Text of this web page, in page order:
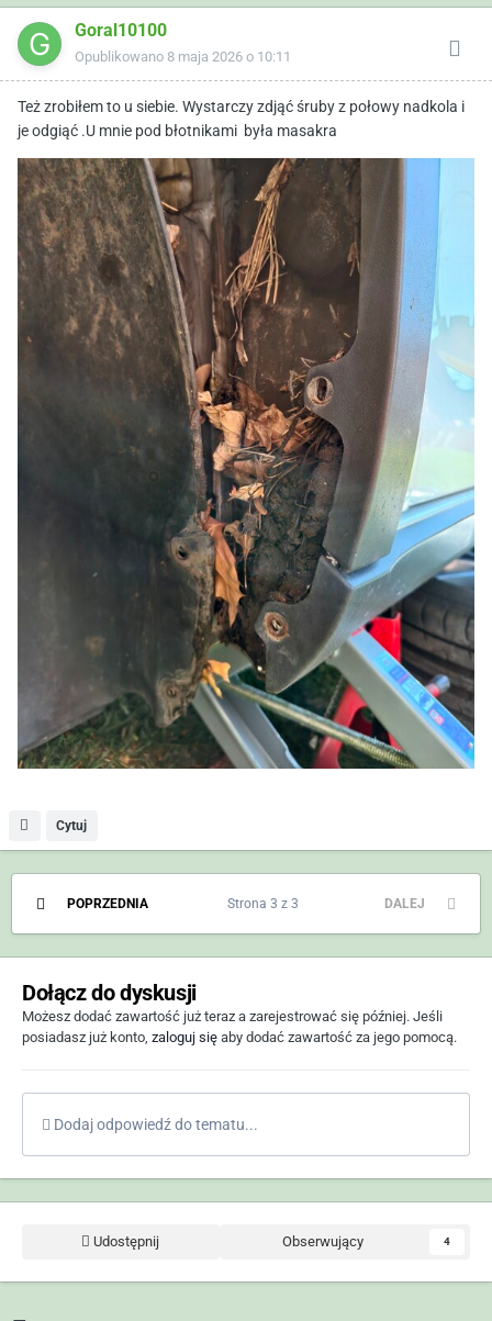
Goral10100
Opublikowano 8 maja 2026 o 10:11
Też zrobiłem to u siebie. Wystarczy zdjąć śruby z połowy nadkola i
je odgiąć .U mnie pod błotnikami była masakra
Cytuj
POPRZEDNIA DALEJ
Strona 3 z 3
Dołącz do dyskusji
Możesz dodać zawartość już teraz a zarejestrować się później. Jeśli
posiadasz już konto, zaloguj się aby dodać zawartość za jego pomocą.
Dodaj odpowiedź do tematu...
Udostępnij Obserwujący 4